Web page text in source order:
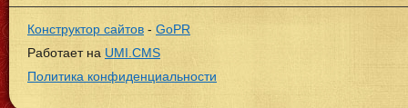
Конструктор сайтов - GoPR
Работает на UMI.CMS
Политика конфиденциальности